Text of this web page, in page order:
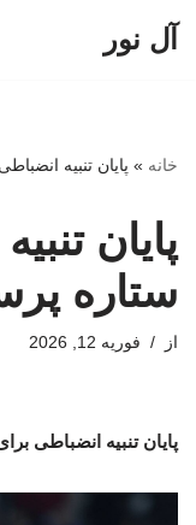
آل نور
خانه » پایان تنبیه
پایان
ستاره
از فوریه 12, 2026
پایان تنبیه انضباطی